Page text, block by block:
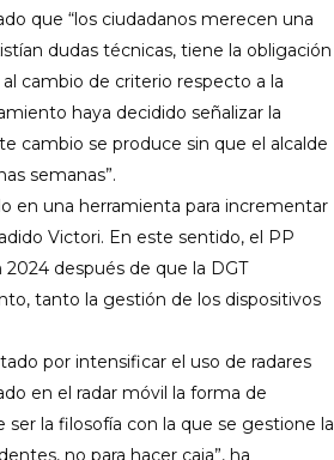
que “los ciudadanos merecen una
dudas técnicas, tiene la obligación
cambio de criterio respecto a la
haya decidido señalizar la
cambio se produce sin que el alcalde
semanas”.
en una herramienta para incrementar
Victori. En este sentido, el PP
después de que la DGT
tanto la gestión de los dispositivos
por intensificar el uso de radares
en el radar móvil la forma de
la filosofía con la que se gestione la
no para hacer caja”, ha